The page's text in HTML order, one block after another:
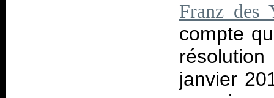
Franz des
compte
janvier